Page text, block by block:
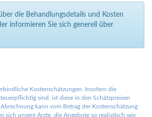
die Behandlungsdetails und Kosten
informieren Sie sich generell über
Kostenschätzungen. Insofern die
sind, ist diese in den Schätzpreisen
kann vom Betrag der Kostenschätzung
sich unsere Ärzte, die Angebote so realistisch wie